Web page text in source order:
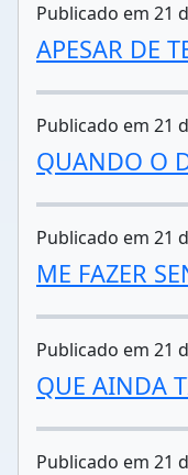
Publicado em 21
APESAR DE
Publicado em 21
QUANDO O
Publicado em 21
ME FAZER
Publicado em 21
QUE AINDA
Publicado em 21